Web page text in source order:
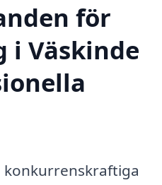
för
i Väskinde